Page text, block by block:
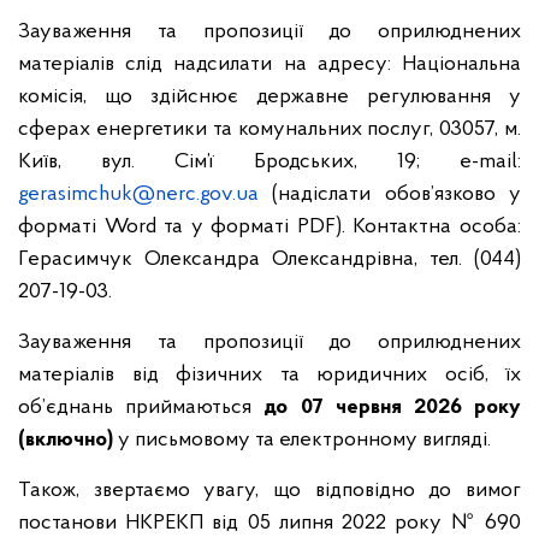
Зауваження та пропозиції до оприлюднених
матеріалів слід надсилати на адресу: Національна
комісія, що здійснює державне регулювання у
сферах енергетики та комунальних послуг, 03057, м.
Київ, вул. Сім’ї Бродських, 19; e-mail:
gerasimchuk@nerc.gov.ua (надіслати обов’язково у
форматі Word та у форматі PDF). Контактна особа:
Герасимчук Олександра Олександрівна, тел. (044)
207-19-03.
Зауваження та пропозиції до оприлюднених
матеріалів від фізичних та юридичних осіб, їх
об’єднань приймаються до 07 червня 2026 року
(включно) у письмовому та електронному вигляді.
Також, звертаємо увагу, що відповідно до вимог
постанови НКРЕКП від 05 липня 2022 року № 690